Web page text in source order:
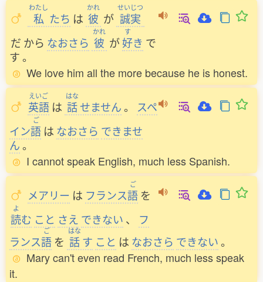
わたし
私 たち は
かれ
彼 が
せいじつ
誠実
だ から なおさら
かれ
彼 が
す
好き で
す。
We love him all the more because he is honest.
えいご
英語 は
はな
話せません。
スペ
イン
ご
語 は なおさら できませ
ん。
I cannot speak English, much less Spanish.
メアリー は フランス
ご
語 を
よ
読む こと さえ できない 、
フ
ランス
ご
語 を
はな
話す こと は なおさら できない。
Mary can't even read French, much less speak
it.